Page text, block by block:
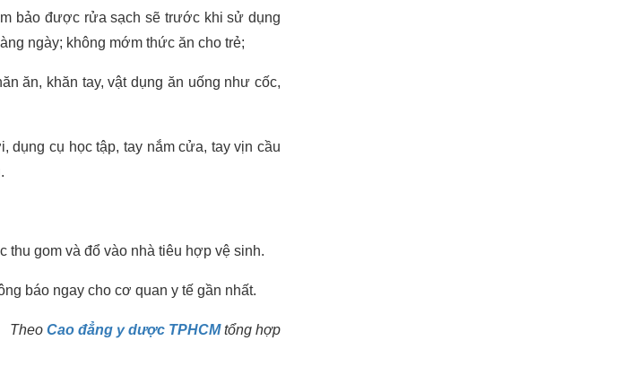
bảo được rửa sạch sẽ trước khi sử dụng
ngày; không mớm thức ăn cho trẻ;
ăn, khăn tay, vật dụng ăn uống như cốc,
dụng cụ học tập, tay nắm cửa, tay vịn cầu
gom và đổ vào nhà tiêu hợp vệ sinh.
báo ngay cho cơ quan y tế gần nhất.
Theo Cao đẳng y dược TPHCMtổng hợp